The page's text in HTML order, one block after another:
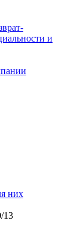
и
них
13